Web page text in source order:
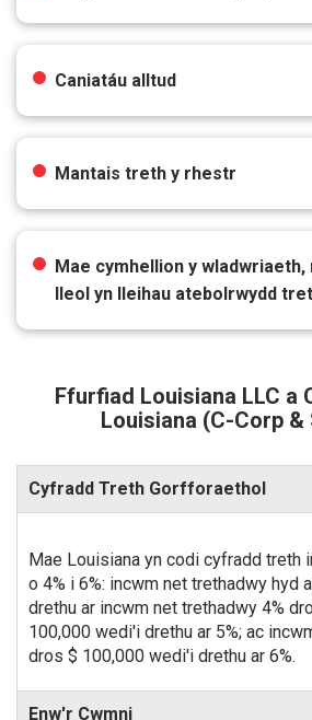
Caniatáu alltud
Mantais treth y rhestr
Mae cymhellion y
lleol yn lleihau atebolrwydd
Ffurfiad Louisiana LLC a
Louisiana (C-Corp &
Cyfradd Treth Gorfforaethol
Mae Louisiana yn codi cyfradd treth
o 4% i 6%: incwm net trethadwy hyd
drethu ar incwm net trethadwy 4%
100,000 wedi'i drethu ar 5%; ac
dros $ 100,000 wedi'i drethu ar 6%.
Enw'r Cwmni